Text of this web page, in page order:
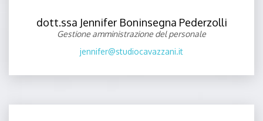
dott.ssa Jennifer Boninsegna Pederzolli
Gestione amministrazione del personale
jennifer@studiocavazzani.it